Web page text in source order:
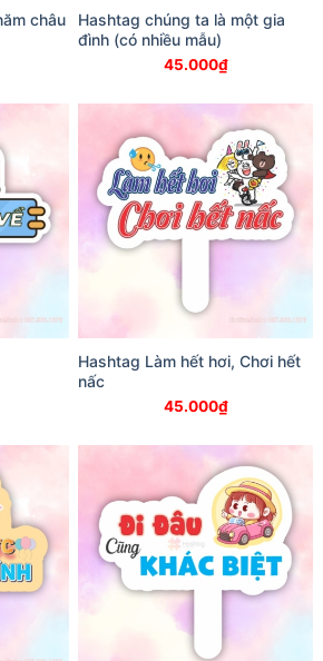
châu
Hashtag chúng ta là một gia
đình (có nhiều mẫu)
45.000₫
Hashtag Làm hết hơi, Chơi hết
nấc
45.000₫